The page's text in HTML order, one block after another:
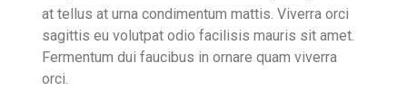
at tellus at urna condimentum mattis. Viverra orci
sagittis eu volutpat odio facilisis mauris sit amet.
Fermentum dui faucibus in ornare quam viverra
orci.